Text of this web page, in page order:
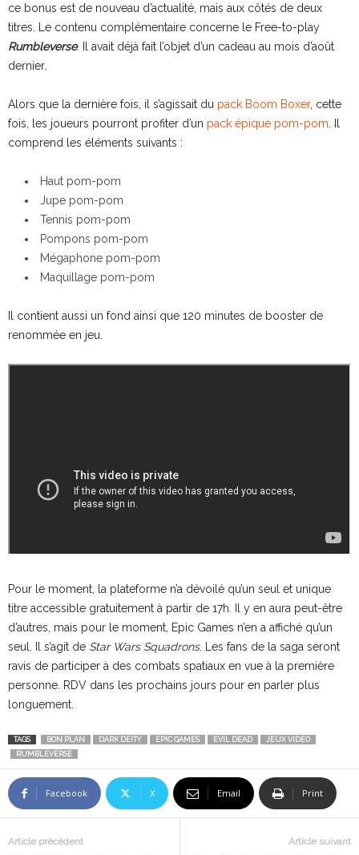
ce bonus est de nouveau d’actualité, mais aux côtés de deux
titres. Le contenu complémentaire concerne le Free-to-play
Rumbleverse. Il avait déjà fait l’objet d’un cadeau au mois d’août
dernier.
Alors que la dernière fois, il s’agissait du pack Boom Boxer, cette
fois, les joueurs pourront profiter d’un pack épique pom-pom
comprend les éléments suivants :
Haut pom-pom
Jupe pom-pom
Tennis pom-pom
Pompons pom-pom
Mégaphone pom-pom
Maquillage pom-pom
Il contient aussi un fond ainsi que 120 minutes de booster de
renommée en jeu.
Pour le moment, la plateforme n’a dévoilé qu’un seul et unique
titre accessible gratuitement à partir de 17h. Il y en aura peut-être
d’autres, mais pour le moment, Epic Games n’en a affiché qu’un
seul. Il s’agit de Star Wars Squadrons. Les fans de la saga seront
ravis de participer à des combats spatiaux en vue à la première
personne. RDV dans les prochains jours pour en parler plus
longuement.
TAGS BON PLAN DARK DEITY EPIC GAMES EVIL DEAD
JEUX VIDEO
RUMBLEVERSE
Facebook X Email Print
Article précédent Article suivant